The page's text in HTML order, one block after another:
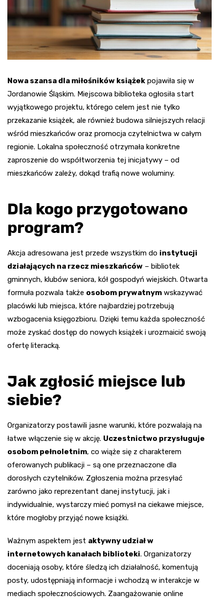
Nowa szansa dla miłośników książek pojawiła się w
Jordanowie Śląskim. Miejscowa biblioteka ogłosiła start
wyjątkowego projektu, którego celem jest nie tylko
przekazanie książek, ale również budowa silniejszych relacji
wśród mieszkańców oraz promocja czytelnictwa w całym
regionie. Lokalna społeczność otrzymała konkretne
zaproszenie do współtworzenia tej inicjatywy – od
mieszkańców zależy, dokąd trafią nowe woluminy.
Dla kogo przygotowano
program?
Akcja adresowana jest przede wszystkim do instytucji
działających na rzecz mieszkańców – bibliotek
gminnych, klubów seniora, kół gospodyń wiejskich. Otwarta
formuła pozwala także osobom prywatnym wskazywać
placówki lub miejsca, które najbardziej potrzebują
wzbogacenia księgozbioru. Dzięki temu każda społeczność
może zyskać dostęp do nowych książek i urozmaicić swoją
ofertę literacką.
Jak zgłosić miejsce lub
siebie?
Organizatorzy postawili jasne warunki, które pozwalają na
łatwe włączenie się w akcję. Uczestnictwo przysługuje
osobom pełnoletnim, co wiąże się z charakterem
oferowanych publikacji – są one przeznaczone dla
dorosłych czytelników. Zgłoszenia można przesyłać
zarówno jako reprezentant danej instytucji, jak i
indywidualnie, wystarczy mieć pomysł na ciekawe miejsce,
które mogłoby przyjąć nowe książki.
Ważnym aspektem jest aktywny udział w
internetowych kanałach biblioteki. Organizatorzy
doceniają osoby, które śledzą ich działalność, komentują
posty, udostępniają informacje i wchodzą w interakcje w
mediach społecznościowych. Zaangażowanie online